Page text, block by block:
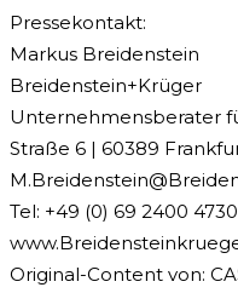
Pressekontakt:
Markus Breidenstein
Breidenstein+Krüger
Unternehmensberater
Straße 6 | 60389
Tel: +49 (0) 69 2400 4730
Original-Content von: